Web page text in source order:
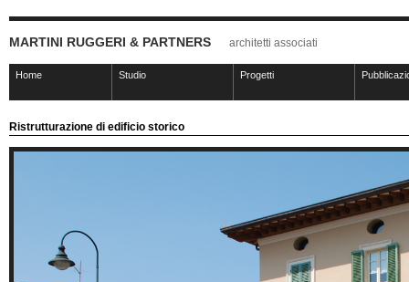
MARTINI RUGGERI & PARTNERS architetti associati
Home Studio Progetti
Ristrutturazione di edificio storico